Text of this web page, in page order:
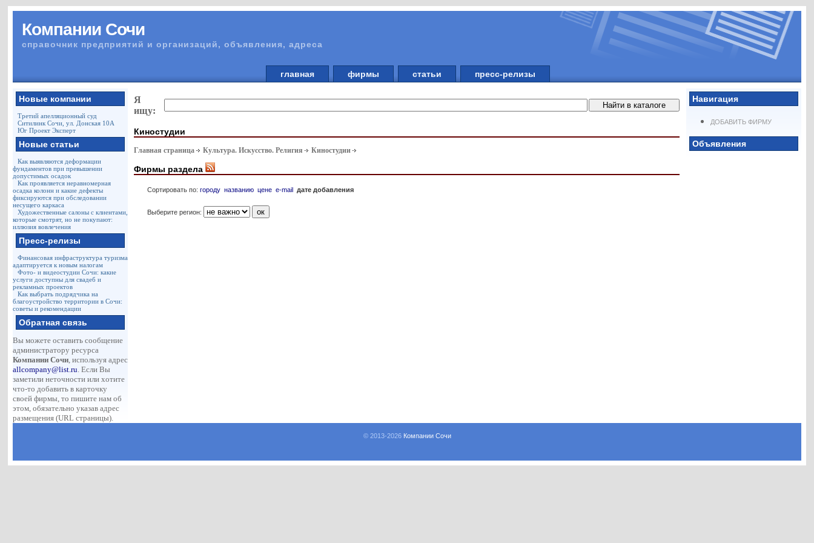
Компании Сочи
справочник предприятий и организаций, объявления, адреса
главная фирмы статьи пресс-релизы
Новые компании
Третий апелляционный суд
Ситилинк Сочи, ул. Донская 10А
Юг Проект Эксперт
Новые статьи
Как выявляются деформации
фундаментов при превышении
допустимых осадок
Как проявляется неравномерная
осадка колонн и какие дефекты
фиксируются при обследовании
несущего каркаса
Художественные салоны с клиентами,
которые смотрят, но не покупают:
иллюзия вовлечения
Пресс-релизы
Финансовая инфраструктура туризма
адаптируется к новым налогам
Фото- и видеостудии Сочи: какие
услуги доступны для свадеб и
рекламных проектов
Как выбрать подрядчика на
благоустройство территории в Сочи:
советы и рекомендации
Обратная связь
Вы можете оставить сообщение
администратору ресурса
Компании Сочи, используя адрес
allcompany@list.ru. Если Вы
заметили неточности или хотите
что-то добавить в карточку
своей фирмы, то пишите нам об
этом, обязательно указав адрес
размещения (URL страницы).
Навигация
ДОБАВИТЬ ФИРМУ
Объявления
Я
ищу:
Киностудии
Главная страница Культура. Искусство. Религия Киностудии
Фирмы раздела
Сортировать по:городу названию цене e-mail дате добавления
Выберите регион:
© 2013-2026 Компании Сочи